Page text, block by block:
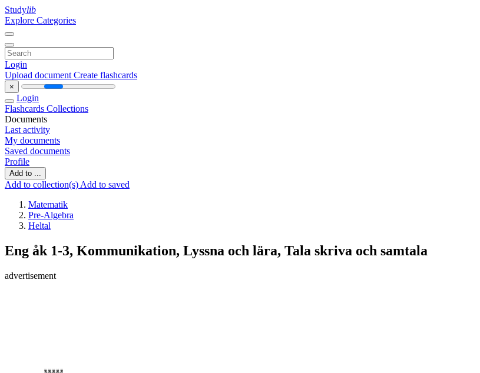
Studylib
Explore Categories
Login
Upload document Create flashcards
×
Login
Flashcards Collections
Documents
Last activity
My documents
Saved documents
Profile
Add to ...
Add to collection(s) Add to saved
Matematik
Pre-Algebra
Heltal
Eng åk 1-3, Kommunikation, Lyssna och lära, Tala skriva och samtala
advertisement